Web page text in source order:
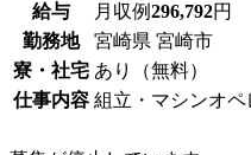
給与 月収例296,792円
勤務地
宮崎県 宮崎市
寮・社宅 あり（無料）
仕事内容 組立・マシンオペ